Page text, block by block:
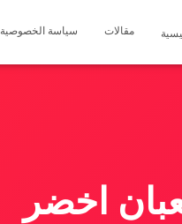
مقالات سياسة الخصوصية
اخضر